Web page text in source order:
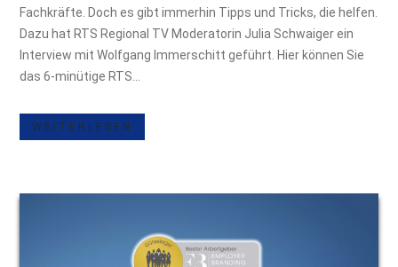
Fachkräfte. Doch es gibt immerhin Tipps und Tricks, die helfen.
Dazu hat RTS Regional TV Moderatorin Julia Schwaiger ein
Interview mit Wolfgang Immerschitt geführt. Hier können Sie
das 6-minütige RTS...
WEITERLESEN